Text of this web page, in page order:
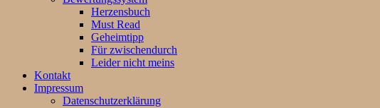
Herzensbuch
Must Read
Geheimtipp
Für zwischendurch
Leider nicht meins
Kontakt
Impressum
Datenschutzerklärung